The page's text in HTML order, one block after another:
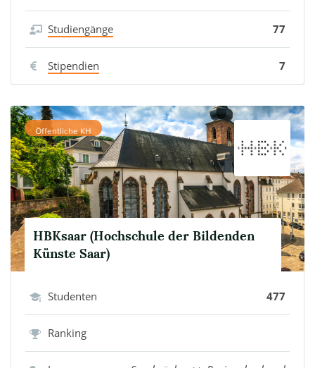
Studiengänge 77
Stipendien 7
Öffentliche KH
HBKsaar (Hochschule der Bildenden
Künste Saar)
Studenten 477
Ranking